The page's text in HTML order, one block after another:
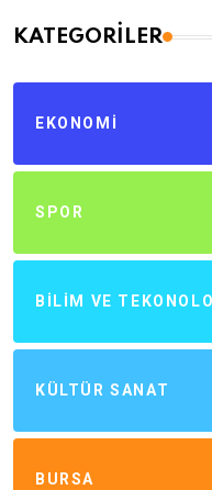
KATEGORILER
EKONOMI
SPOR
BILIM VE
KÜLTÜR SANAT
BURSA